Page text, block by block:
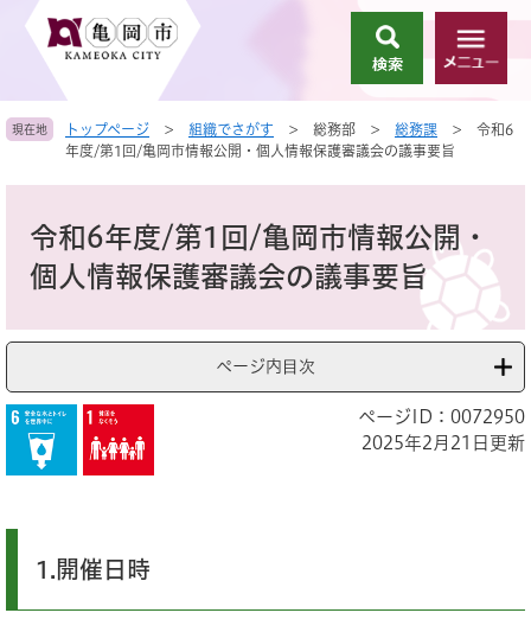
頭
す
飛
し
索
メ
ニ
ー
現在地 トップページ > 組織でさがす > 総務部 > 総務課 >
令和6
年度/第1回/亀岡市情報公開・個人情報保護審議会の議事要旨
令和6年度/第1回/亀岡市情報公開・
個人情報保護審議会の議事要旨
ページ内目次
ページID：0072950
2025年2月21日更新
1.開催日時